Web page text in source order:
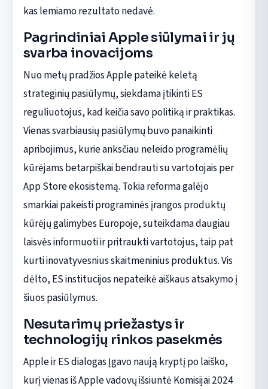
kas lemiamo rezultato nedavė.
Pagrindiniai Apple siūlymai ir jų
svarba inovacijoms
Nuo metų pradžios Apple pateikė keletą
strateginių pasiūlymų, siekdama įtikinti ES
reguliuotojus, kad keičia savo politiką ir praktikas.
Vienas svarbiausių pasiūlymų buvo panaikinti
apribojimus, kurie anksčiau neleido programėlių
kūrėjams betarpiškai bendrauti su vartotojais per
App Store ekosistemą. Tokia reforma galėjo
smarkiai pakeisti programinės įrangos produktų
kūrėjų galimybes Europoje, suteikdama daugiau
laisvės informuoti ir pritraukti vartotojus, taip pat
kurti inovatyvesnius skaitmeninius produktus. Vis
dėlto, ES institucijos nepateikė aiškaus atsakymo į
šiuos pasiūlymus.
Nesutarimų priežastys ir
technologijų rinkos pasekmės
Apple ir ES dialogas Įgavo naują kryptį po laiško,
kurį vienas iš Apple vadovų išsiuntė Komisijai 2024